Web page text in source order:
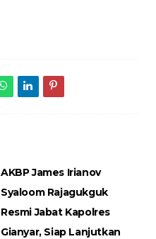
AKBP James Irianov
Syaloom Rajagukguk
Resmi Jabat Kapolres
Gianyar, Siap Lanjutkan